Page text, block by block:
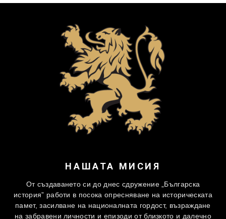
НАШАТА МИСИЯ
От създаването си до днес сдружение „Българска
история” работи в посока опресняване на историческата
памет, засилване на националната гордост, възраждане
на забравени личности и епизоди от близкото и далечно